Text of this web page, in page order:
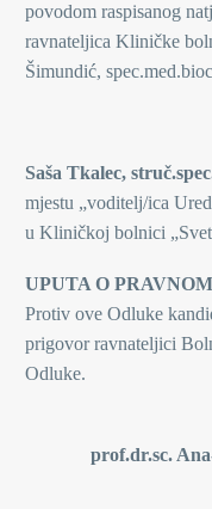
povodom raspisanog
ravnateljica Kliničke
Šimundić,
Saša Tkalec,
mjestu „voditelj/ica
u Kliničkoj bolnici
UPUTA O
Protiv ove Odluke
prigovor ravnateljici
Odluke.
prof.dr.sc.